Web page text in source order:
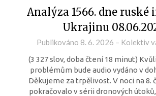
Analýza 1566. dne ruské
Ukrajinu
Publikováno 8. 6. 2026 – Kolektiv
(3 327 slov, doba čtení 18 minut)
problémům bude audio vydáno v
Děkujeme za trpělivost. V noci na 8.
pokračovalo v sérii dronových